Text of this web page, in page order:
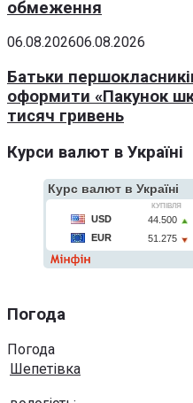
обмеження
06.08.202606.08.2026
Батьки
оформити «Пакунок
тисяч гривень
Курси валют в Україні
Погода
Погода
Шепетівка